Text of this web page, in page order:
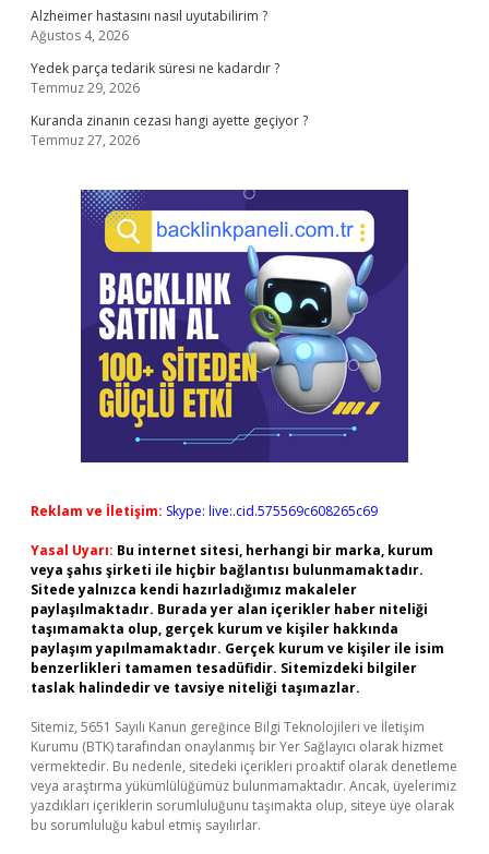
Alzheimer hastasını nasıl uyutabilirim ?
Ağustos 4, 2026
Yedek parça tedarik süresi ne kadardır ?
Temmuz 29, 2026
Kuranda zinanın cezası hangi ayette geçiyor ?
Temmuz 27, 2026
Reklam ve İletişim: Skype: live:.cid.575569c608265c69
Yasal Uyarı: Bu internet sitesi, herhangi bir marka, kurum
veya şahıs şirketi ile hiçbir bağlantısı bulunmamaktadır.
Sitede yalnızca kendi hazırladığımız makaleler
paylaşılmaktadır. Burada yer alan içerikler haber niteliği
taşımamakta olup, gerçek kurum ve kişiler hakkında
paylaşım yapılmamaktadır. Gerçek kurum ve kişiler ile isim
benzerlikleri tamamen tesadüfidir. Sitemizdeki bilgiler
taslak halindedir ve tavsiye niteliği taşımazlar.
Sitemiz, 5651 Sayılı Kanun gereğince Bilgi Teknolojileri ve İletişim
Kurumu (BTK) tarafından onaylanmış bir Yer Sağlayıcı olarak hizmet
vermektedir. Bu nedenle, sitedeki içerikleri proaktif olarak denetleme
veya araştırma yükümlülüğümüz bulunmamaktadır. Ancak, üyelerimiz
yazdıkları içeriklerin sorumluluğunu taşımakta olup, siteye üye olarak
bu sorumluluğu kabul etmiş sayılırlar.